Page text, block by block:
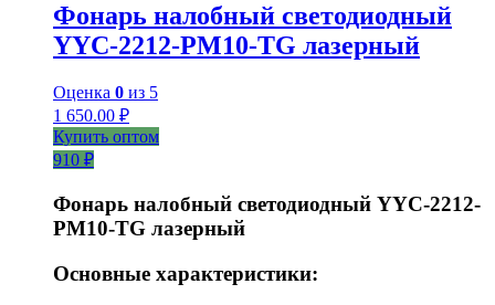
Фонарь налобный светодиодный
YYC-2212-PM10-TG лазерный
Оценка 0 из 5
1 650.00 ₽
Купить оптом
910 ₽
Фонарь налобный светодиодный YYC-2212-
PM10-TG лазерный
Основные характеристики: